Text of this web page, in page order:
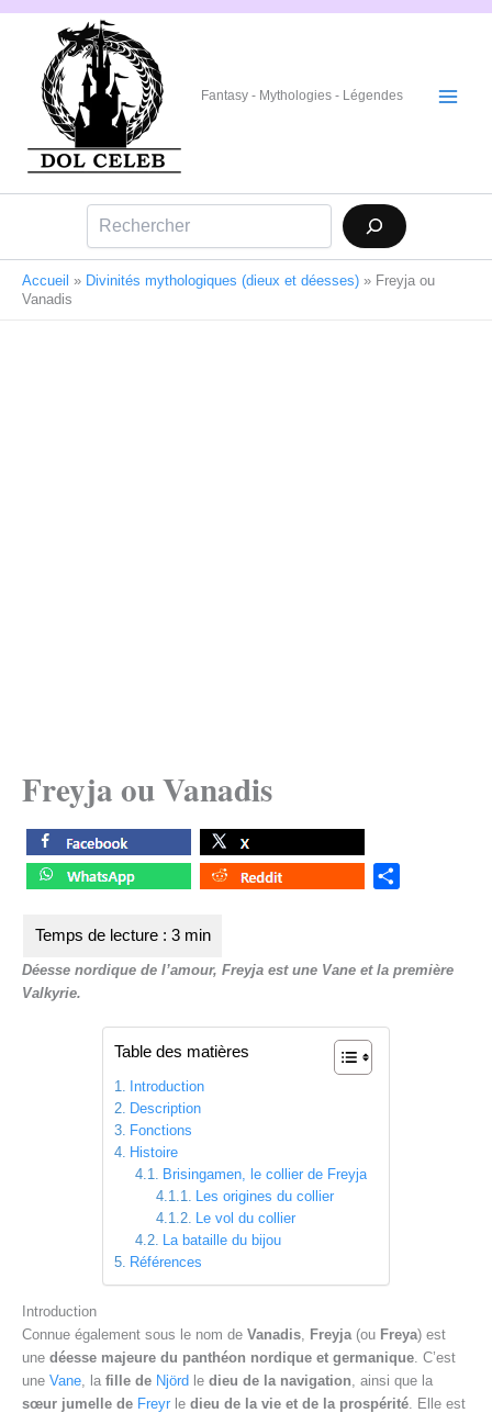
Aller
Fantasy - Mythologies - Légendes
Accueil » Divinités mythologiques (dieux et déesses) » Freyja ou
Vanadis
Freyja ou Vanadis
e
Déesse nordique de l’amour, Freyja est une Vane et la première
Valkyrie.
Table des matières
Introduction
Description
Fonctions
Histoire
Brisingamen, le collier de Freyja
Les origines du collier
Le vol du collier
La bataille du bijou
Références
Introduction
Connue également sous le nom de Vanadis Freyja (ou Freya) est
une déesse majeure du panthéon nordique et germanique . C’est
une Vane , la fille de Njörd le dieu de la navigation , ainsi que la
sœur jumelle de Freyr le dieu de la vie et de la prospérité . Elle est